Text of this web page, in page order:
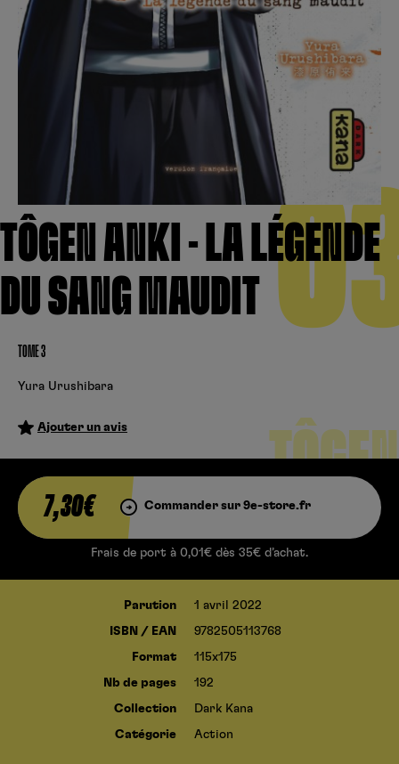
TÔGEN ANKI - LA LÉGENDE
DU SANG MAUDIT
TOME 3
Yura Urushibara
Ajouter un avis
7,30€ Commander sur 9e-store.fr
Frais de port à 0,01€ dès 35€ d’achat.
Parution 1 avril 2022
ISBN / EAN 9782505113768
Format 115x175
Nb de pages 192
Collection Dark Kana
Catégorie Action
TÔGEN
ANKI –
LA
LÉGEND
Se connecter S’inscrire
Hunter x Hunter
Fire Force
Black Butler